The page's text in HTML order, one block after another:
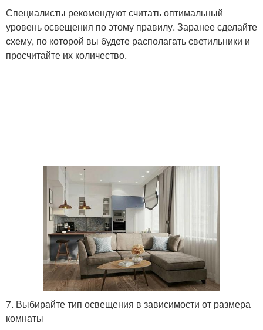
Специалисты рекомендуют считать оптимальный
уровень освещения по этому правилу. Заранее сделайте
схему, по которой вы будете располагать светильники и
просчитайте их количество.
7. Выбирайте тип освещения в зависимости от размера
комнаты